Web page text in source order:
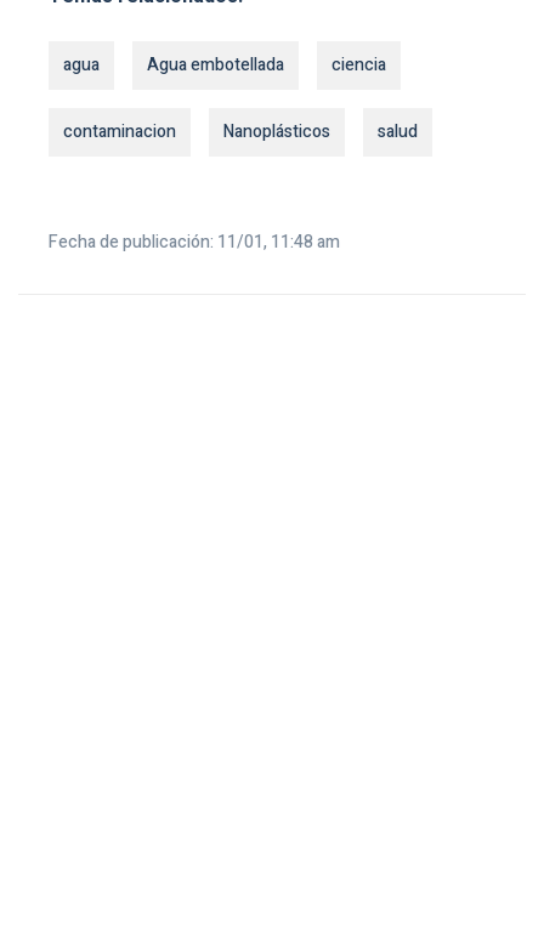
agua Agua embotellada ciencia
contaminacion Nanoplásticos salud
Fecha de publicación: 11/01, 11:48 am